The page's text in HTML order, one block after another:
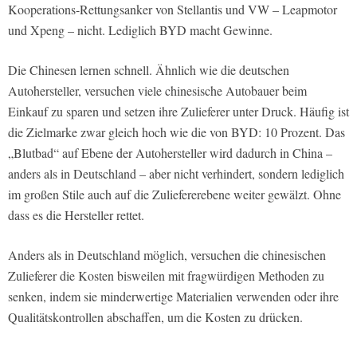
Kooperations-Rettungsanker von Stellantis und VW – Leapmotor
und Xpeng – nicht. Lediglich BYD macht Gewinne.
Die Chinesen lernen schnell. Ähnlich wie die deutschen
Autohersteller, versuchen viele chinesische Autobauer beim
Einkauf zu sparen und setzen ihre Zulieferer unter Druck. Häufig ist
die Zielmarke zwar gleich hoch wie die von BYD: 10 Prozent. Das
„Blutbad“ auf Ebene der Autohersteller wird dadurch in China –
anders als in Deutschland – aber nicht verhindert, sondern lediglich
im großen Stile auch auf die Zuliefererebene weiter gewälzt. Ohne
dass es die Hersteller rettet.
Anders als in Deutschland möglich, versuchen die chinesischen
Zulieferer die Kosten bisweilen mit fragwürdigen Methoden zu
senken, indem sie minderwertige Materialien verwenden oder ihre
Qualitätskontrollen abschaffen, um die Kosten zu drücken.